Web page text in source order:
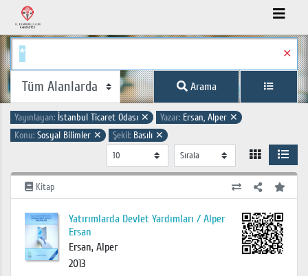
✕
Arama
Yayınlayan: İstanbul Ticaret Odası ✕ Yazar: Ersan, Alper ✕
Konu: Sosyal Bilimler ✕ Şekil: Basılı ✕
Kitap
Yatırımlarda Devlet Yardımları / Alper
Ersan
Ersan, Alper
2013